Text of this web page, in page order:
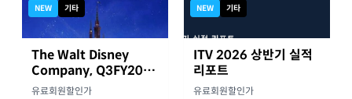
NEW 기타
The Walt Disney
Company, Q3FY2026
실적자료
유료회원할인가
NEW 기타
ITV 2026 상반기 실적
리포트
유료회원할인가